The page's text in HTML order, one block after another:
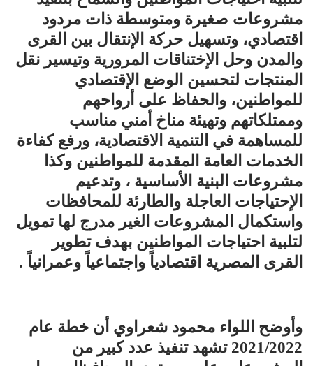
مشروعات صغيرة ومتوسطة ذات مردود
اقتصادي، وتسهيل حركة الإنتقال بين القرى
والمدن وحل الإختناقات المرورية وتيسير نقل
المنتجات لتحسين الوضع الإقتصادي
للمواطنين، والحفاظ على أرواحهم
وممتلكاتهم وتهيئة مناخ أمني مناسب
للمساهمة في التنمية الاقتصادية، ورفع كفاءة
الخدمات العامة المقدمة للمواطنين وكذا
مشروعات البنية الأساسية ، وتدعيم
الإحتياجات العاجلة والطارئة للمحافظات
واستكمال المشروعات الغير مدرج لها تمويل
لتلبية احتياجات المواطنين بهدف تطوير
القرى المصرية اقتصادياً واجتماعياً وعمرانياً .
وأوضح اللواء محمود شعراوي أن خطة عام
2021/2022 تشهد تنفيذ عدد كبير من